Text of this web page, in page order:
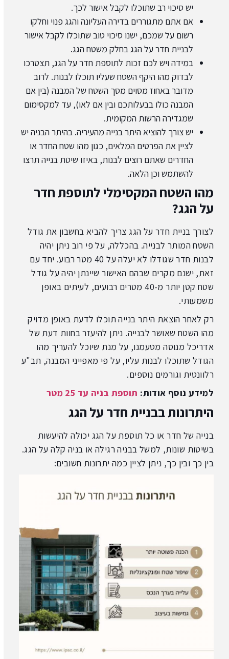
יש סיכוי רב שתוכלו לקבל אישור לכך.
אם אתם מתגוררים בדירה העליונה והגג פנוי וחלקו
רשום על שמכם, ישנו סיכוי טוב שתוכלו לקבל אישור
לבניית חדר על הגג בחלק משטח הגג.
במידה ויש לכם זכות לתוספת חדר על הגג, תצטרכו
לבדוק מהו היקף השטח שעליו תוכלו לבנות. לרוב
מדובר באחוז מסוים מסך השטח של המבנה (בין אם
המבנה כולו בבעלותכם ובין אם לאו), עד למקסימום
שמגדירה הרשות המקומית.
יש צורך להוציא היתר בנייה מהעיריה. בהיתר הבניה יש
לציין את הפרטים המלאים, כגון מהו שטח החדר או
החדרים שאתם רוצים לבנות, באיזו שיטת בנייה תרצו
להשתמש וכן הלאה.
מהו השטח המקסימלי לתוספת חדר
על הגג?
לצורך בניית חדר על הגג צריך להביא בחשבון את גודל
השטח המותר לבנייה. בהכללה, על פי רוב ניתן יהיה
לבנות חדר שגודלו לא יעלה על 40 מטר רבוע. יחד עם
זאת, ישנם מקרים שבהם האישור שיינתן יהיה על גודל
שטח קטן יותר מ-40 מטרים רבועים, לעיתים באופן
משמעותי.
רק לאחר הוצאת היתר בנייה תוכלו לדעת באופן מדויק
מהו השטח שאושר לבנייה. ניתן להיעזר בחוות דעת של
אדריכל מנוסה מטעמנו, על מנת שיוכל להעריך מהו
הגודל שתוכלו לבנות עליו, על פי מאפייני המבנה, תב"ע
רלוונטית וגורמים נוספים.
למידע נוסף אודות: תוספת בניה עד 25 מטר
היתרונות בבניית חדר על הגג
בנייה של חדר או כל תוספת על הגג יכולה להיעשות
בשיטות שונות, למשל בבניה רגילה או בניה קלה על הגג.
בין כך ובין כך, ניתן לציין כמה יתרונות חשובים: